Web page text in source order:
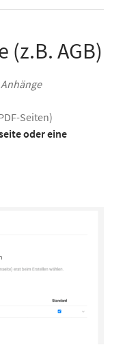
(z.B. AGB)
Seiten)
oder eine